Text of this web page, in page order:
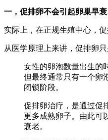
一，促排卵不会引起卵巢早
实际上，在正规生殖中心，
从医学原理上来讲，促排卵
女性的卵泡数量出生的
但最终通常只有一个卵
闭锁阶段。
促排卵治疗，是通过促
更多成熟卵子。由此可
衰老。